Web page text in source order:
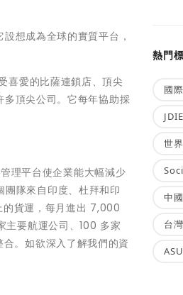
想成為全球的實質平台，
喜愛的比薩連鎖店、頂尖
頂尖公司。它每年協助採
理平台使企業能大幅減少
隊來自印度、杜拜和印
貨運，每月進出 7,000
要航運公司、100 多家
。如欲深入了解我們的資
熱門
國
世
中
台